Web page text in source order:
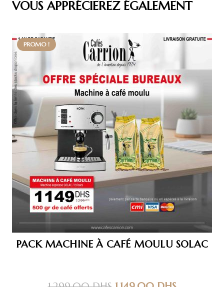
VOUS APPRÉCIEREZ ÉGALEMENT
PROMO !
PACK MACHINE À CAFÉ MOULU SOLAC